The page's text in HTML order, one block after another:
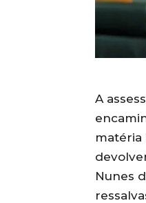
A
matéria
Nunes